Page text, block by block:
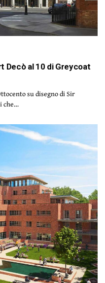
Decò al 10 di Greycoat
su disegno di Sir
che…